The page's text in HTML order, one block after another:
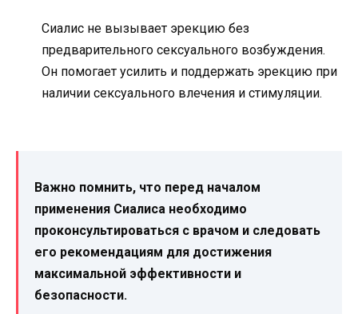
Сиалис не вызывает эрекцию без
предварительного сексуального возбуждения.
Он помогает усилить и поддержать эрекцию при
наличии сексуального влечения и стимуляции.
Важно помнить, что перед началом
применения Сиалиса необходимо
проконсультироваться с врачом и следовать
его рекомендациям для достижения
максимальной эффективности и
безопасности.